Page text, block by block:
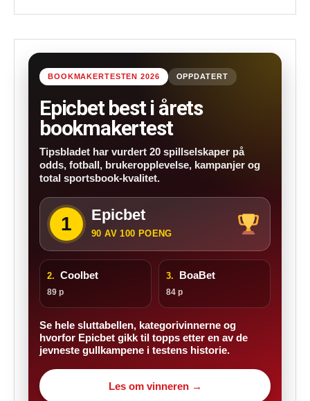
BOOKMAKERTESTEN 2026 OPPDATERT
Epicbet best i årets
bookmakertest
Tipsbladet har vurdert 20 spillselskaper på
odds, fotball, brukeropplevelse, kampanjer og
total sportsbook-kvalitet.
1 Epicbet
90 AV 100 POENG
2. Coolbet
89 p
3. BoaBet
84 p
Se hele sluttabellen, kategorivinnerne og
hvorfor Epicbet gikk til topps etter en av de
jevneste gullkampene i testens historie.
Les om vinneren →